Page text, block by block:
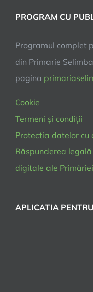
PROGRAM CU
Programul complet
din Primarie
pagina
Cookie
Termeni și condiții
Protectia datelor cu
Răspunderea
digitale ale Primăriei
APLICATIA